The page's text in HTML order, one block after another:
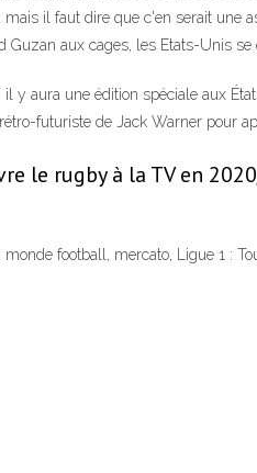
il faut dire que c'en serait
aux cages, les Etats-Unis
y aura une édition spéciale aux
futuriste de Jack Warner pour
le rugby à la TV en
football, mercato, Ligue 1 :